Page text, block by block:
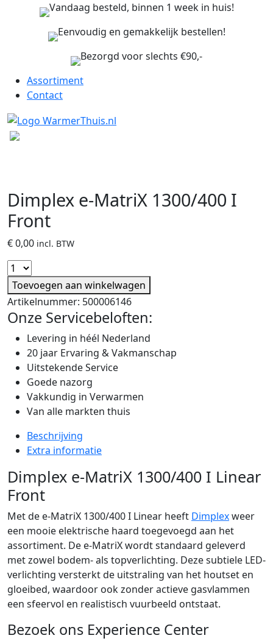
Vandaag besteld, binnen 1 week in huis!
Eenvoudig en gemakkelijk bestellen!
Bezorgd voor slechts €90,-
Assortiment
Contact
Dimplex e-MatriX 1300/400 I
Front
€0,00 incl. BTW
Toevoegen aan winkelwagen
Artikelnummer: 500006146
Onze Servicebeloften:
Levering in héél Nederland
20 jaar Ervaring & Vakmanschap
Uitstekende Service
Goede nazorg
Vakkundig in Verwarmen
Van alle markten thuis
Beschrijving
Extra informatie
Dimplex e-MatriX 1300/400 I Linear
Front
Met de e-MatriX 1300/400 I Linear heeft Dimplexweer
een mooie elektrische haard toegevoegd aan het
assortiment. De e-MatriX wordt standaard geleverd
met zowel bodem- als topverlichting. Deze subtiele LED-
verlichting versterkt de uitstraling van het houtset en
gloeibed, waardoor ook zonder actieve gasvlammen
een sfeervol en realistisch vuurbeeld ontstaat.
Bezoek ons Experience Center